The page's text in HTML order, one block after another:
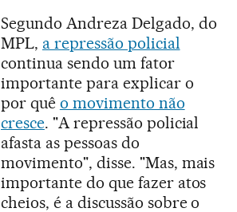
Segundo Andreza Delgado, do
MPL, a repressão policial
continua sendo um fator
importante para explicar o
por quê o movimento não
cresce. "A repressão policial
afasta as pessoas do
movimento", disse. "Mas, mais
importante do que fazer atos
cheios, é a discussão sobre o